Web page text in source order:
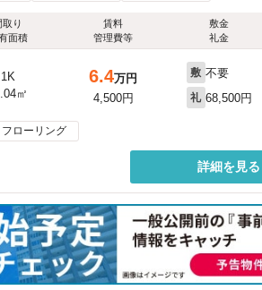
取り
面積
賃料
管理費等
敷金
礼金
1K
㎡
6.4万円
4,500円
敷 不要
礼 68,500円
フローリング
詳細を見る